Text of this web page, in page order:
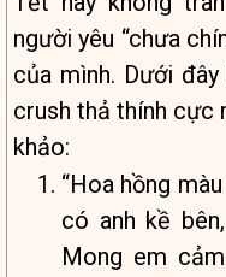
người yêu “chưa
của mình. Dưới
crush thả thính cực
khảo:
“Hoa hồng
có anh kề
Mong em